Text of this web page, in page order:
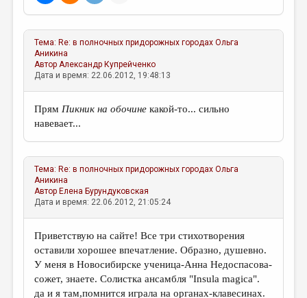
ЦИКЛЫ ПУБЛИКАЦИЙ
ТРЕДИАКОВСКИЙ
МЕДИА
ВКОНТАКТЕ
Тема: Re: в полночных придорожных городах Ольга
Аникина
АвторАлександр Купрейченко
Дата и время: 22.06.2012, 19:48:13
Прям Пикник на обочине какой-то... сильно
навевает...
Тема: Re: в полночных придорожных городах Ольга
Аникина
Автор Елена Бурундуковская
Дата и время: 22.06.2012, 21:05:24
Приветствую на сайте! Все три стихотворения
оставили хорошее впечатление. Образно, душевно.
У меня в Новосибирске ученица-Анна Недоспасова-
сожет, знаете. Солистка ансамбля "Insula magica".
да и я там,помнится играла на органах-клавесинах.